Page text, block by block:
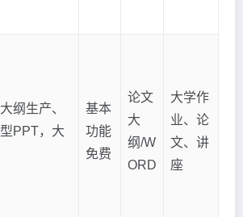
纲生产、
PPT，大
基本
功能
免费
论文
大
纲/W
ORD
大学作
业、论
文、讲
座